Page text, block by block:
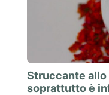
Struccante allo
soprattutto è